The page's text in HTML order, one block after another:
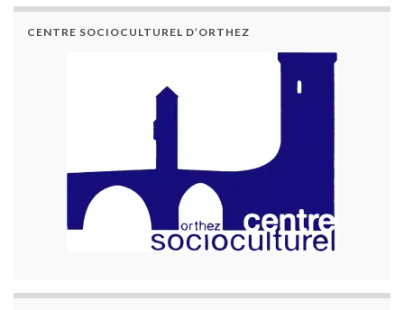
CENTRE SOCIOCULTUREL D’ORTHEZ